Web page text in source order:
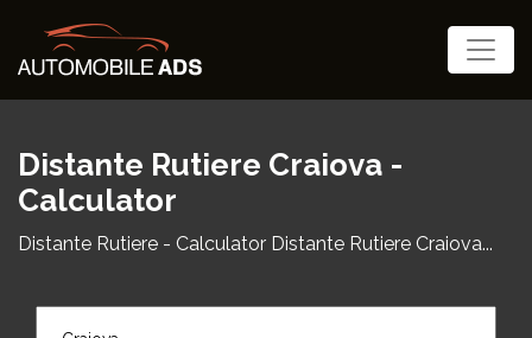
Distante Rutiere Craiova -
Calculator
Distante Rutiere - Calculator Distante Rutiere Craiova...